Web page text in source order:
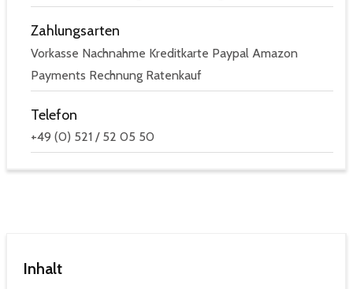
Zahlungsarten
Vorkasse Nachnahme Kreditkarte Paypal Amazon
Payments Rechnung Ratenkauf
Telefon
+49 (0) 521 / 52 05 50
Inhalt